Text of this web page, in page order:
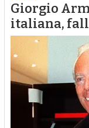
Giorgio
italiana,